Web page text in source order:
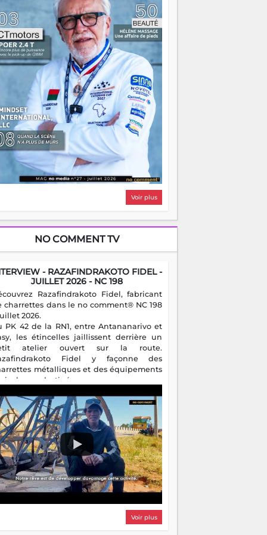
on pourrait s'arrêter là, applaudir et
chez soi satisfait. Mais ce serait
à côté d'une chose essentielle. La
ça brûle fort — et parfois, ça brûle
Une flamme sans direction peut
autant qu'elle peut consumer. C'est
que les aînés entrent en scène — pas
reprendre le gouvernail, mais pour
où sont les récifs. Les jeunes ont la
les vieux ont l'expérience, comme on
Ce n'est pas un combat de générations
c'est une question d'équipage. Partagez
réussites, mais aussi vos échecs. Surtout
échecs, d'ailleurs — ils enseignent
que n'importe quel manuel. À
la barque avance. Il faut juste
que tout le monde rame dans le
Voir plus
NO COMMENT TV
- RAZAFINDRAKOTO FIDEL -
JUILLET 2026 - NC 198
Razafindrakoto Fidel, fabricant
charrettes dans le no comment® NC 198
2026.
PK 42 de la RN1, entre Antananarivo et
les étincelles jaillissent derrière un
atelier ouvert sur la route.
Fidel y façonne des
métalliques et des équipements
destinés aux campagnes
il perpétue un métier discret mais
Voir plus